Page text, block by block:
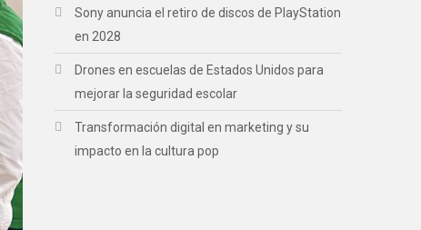
Sony anuncia el retiro de discos de PlayStation
en 2028
Drones en escuelas de Estados Unidos para
mejorar la seguridad escolar
Transformación digital en marketing y su
impacto en la cultura pop